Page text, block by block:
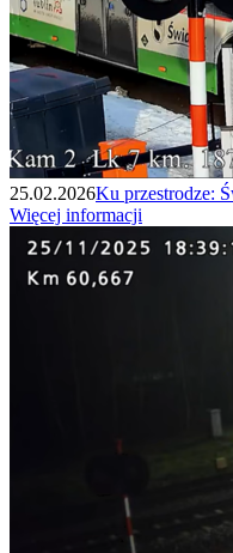
25.02.2026Ku przestrodze:
Więcej informacji